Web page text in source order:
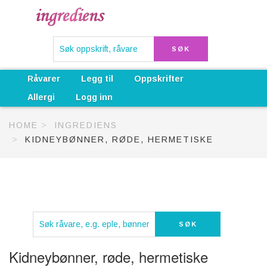
Råvarer Legg til
Oppskrifter
Allergi
Logg inn
HOME
INGREDIENS
KIDNEYBØNNER, RØDE, HERMETISKE
Kidneybønner, røde, hermetiske